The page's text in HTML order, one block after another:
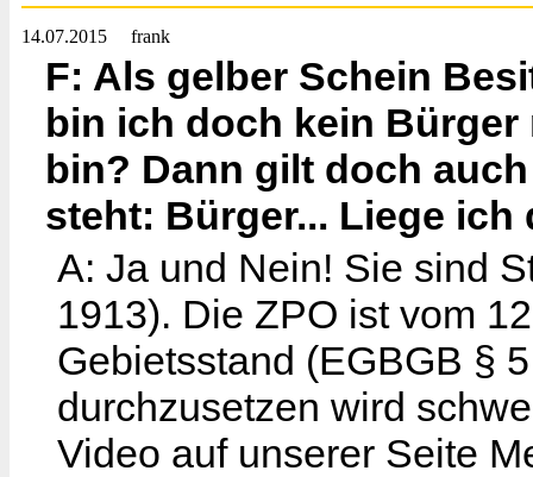
14.07.2015 frank
F: Als gelber Schein
bin ich doch kein
bin? Dann gilt doch
steht: Bürger... Liege ich
A: Ja und Nein! Sie sind
1913). Die ZPO ist vom
Gebietsstand (EGBGB §
durchzusetzen wird
Video auf unserer Seite